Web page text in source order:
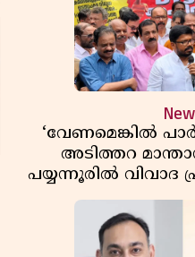
‘വേണമെങ്കിൽ
അടിത്തറ
പയ്യന്നൂരിൽ വിവാദ
കെ